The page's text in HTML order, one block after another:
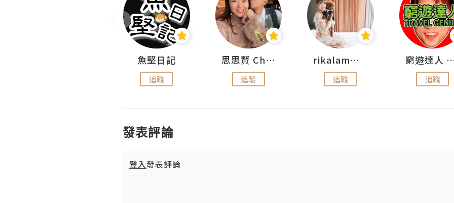
魚堅日記
追蹤
思思賢 ChillMyBabe
追蹤
rikalammm
追蹤
窮遊達人
追蹤
發表評論
登入發表評論